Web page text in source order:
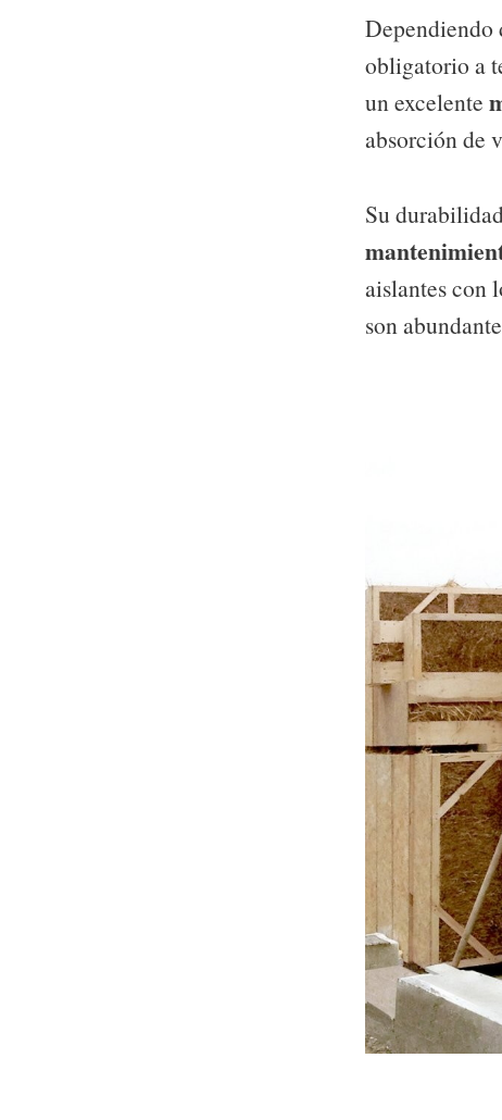
Dependiendo
obligatorio a
un excelente
absorción de
Su
aislantes con
son